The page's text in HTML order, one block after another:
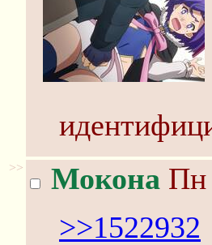
>> Мокона Пн
>>1522932